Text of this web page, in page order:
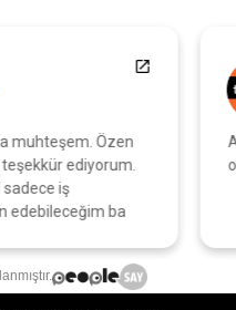
muhteşem. Özen
ediyorum.
iş
edebileceğim ba